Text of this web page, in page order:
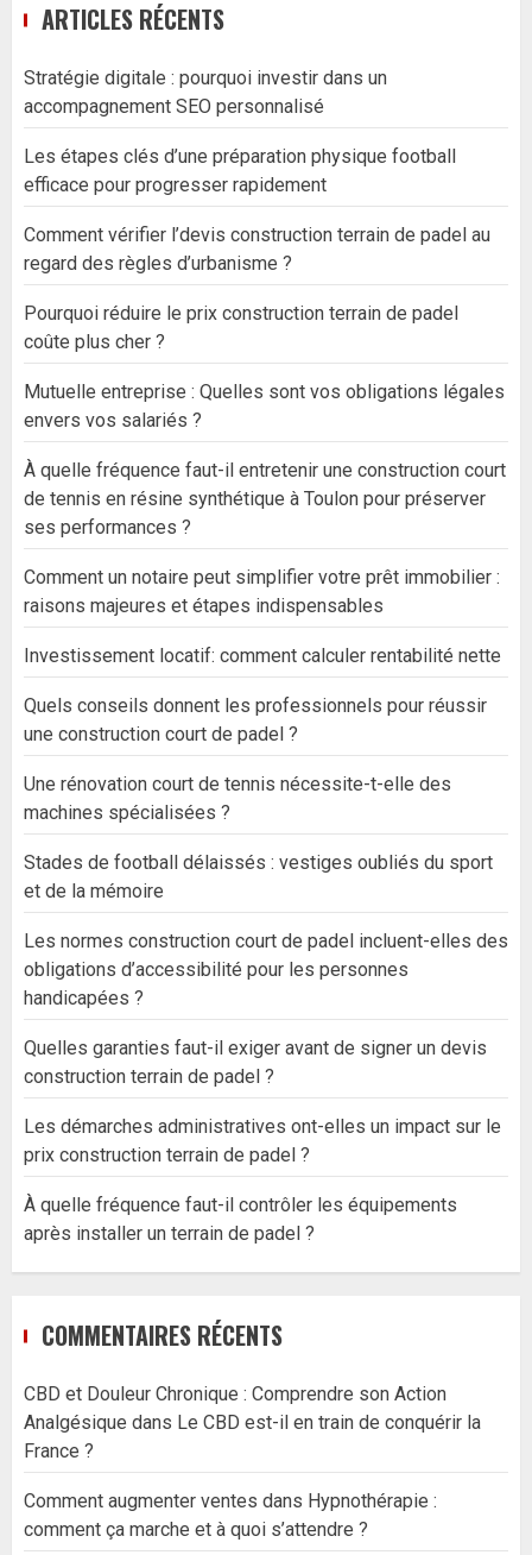
ARTICLES RÉCENTS
Stratégie digitale : pourquoi investir dans un
accompagnement SEO personnalisé
Les étapes clés d’une préparation physique football
efficace pour progresser rapidement
Comment vérifier l’devis construction terrain de padel au
regard des règles d’urbanisme ?
Pourquoi réduire le prix construction terrain de padel
coûte plus cher ?
Mutuelle entreprise : Quelles sont vos obligations légales
envers vos salariés ?
À quelle fréquence faut-il entretenir une construction court
de tennis en résine synthétique à Toulon pour préserver
ses performances ?
Comment un notaire peut simplifier votre prêt immobilier :
raisons majeures et étapes indispensables
Investissement locatif: comment calculer rentabilité nette
Quels conseils donnent les professionnels pour réussir
une construction court de padel ?
Une rénovation court de tennis nécessite-t-elle des
machines spécialisées ?
Stades de football délaissés : vestiges oubliés du sport
et de la mémoire
Les normes construction court de padel incluent-elles des
obligations d’accessibilité pour les personnes
handicapées ?
Quelles garanties faut-il exiger avant de signer un devis
construction terrain de padel ?
Les démarches administratives ont-elles un impact sur le
prix construction terrain de padel ?
À quelle fréquence faut-il contrôler les équipements
après installer un terrain de padel ?
COMMENTAIRES RÉCENTS
CBD et Douleur Chronique : Comprendre son Action
Analgésique dans Le CBD est-il en train de conquérir la
France ?
Comment augmenter ventes dans Hypnothérapie :
comment ça marche et à quoi s’attendre ?